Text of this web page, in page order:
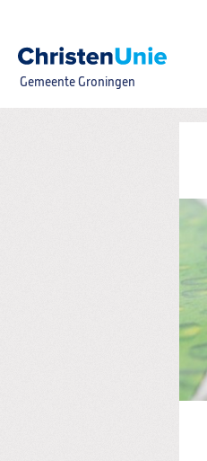
Spring
naar
inhoud
Gemeente Groningen